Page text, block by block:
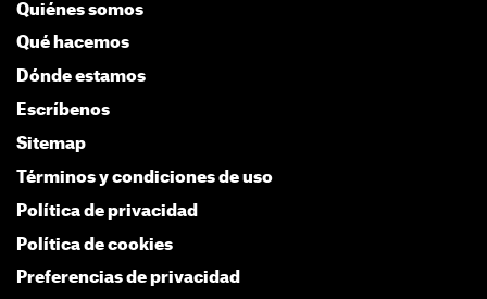
Quiénes somos
Qué hacemos
Dónde estamos
Escríbenos
Sitemap
Términos y condiciones de uso
Política de privacidad
Política de cookies
Preferencias de privacidad